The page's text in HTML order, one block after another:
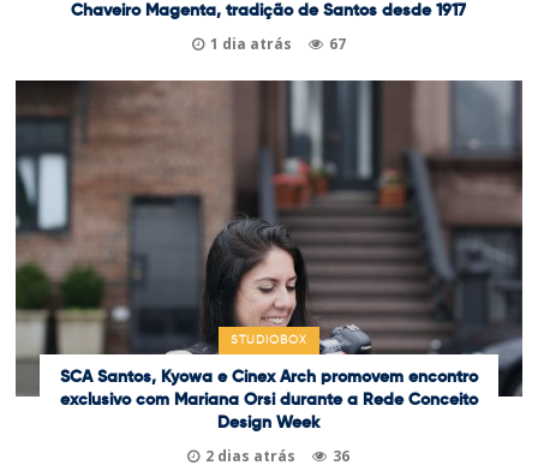
Chaveiro Magenta, tradição de Santos desde 1917
1 dia atrás 67
STUDIOBOX
SCA Santos, Kyowa e Cinex Arch promovem encontro
exclusivo com Mariana Orsi durante a Rede Conceito
Design Week
2 dias atrás 36